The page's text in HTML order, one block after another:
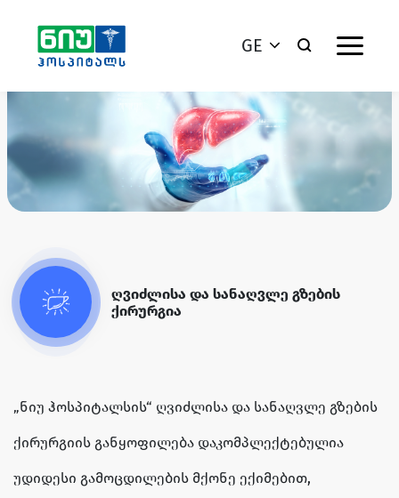
GE
ღვიძლისა და სანაღვლე გზების
ქირურგია
„ნიუ ჰოსპიტალსის“ ღვიძლისა და სანაღვლე გზების
ქირურგიის განყოფილება დაკომპლექტებულია
უდიდესი გამოცდილების მქონე ექიმებით,